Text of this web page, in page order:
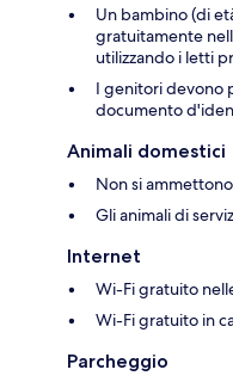
Un bambino (di
gratuitamente
utilizzando i letti
I genitori devono
documento
Animali domestici
Non si
Gli animali di
Internet
Wi-Fi gratuito
Wi-Fi gratuito in
Parcheggio